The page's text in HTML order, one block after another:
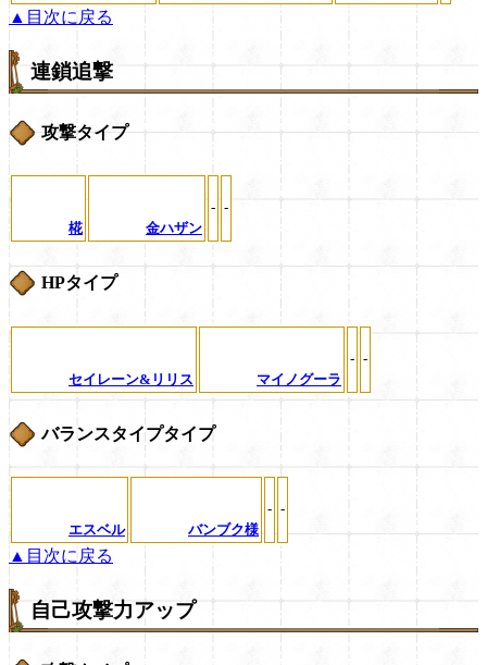
▲目次に戻る
連鎖追撃
攻撃タイプ
椛 金ハザン
- -
HPタイプ
セイレーン&リリス マイノグーラ
- -
バランスタイプタイプ
エスベル バンブク様
- -
▲目次に戻る
自己攻撃力アップ